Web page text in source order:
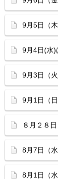
9月5日（
9月4日(水)
9月3日（
9月1日（
８月２８
8月7日（
8月1日（